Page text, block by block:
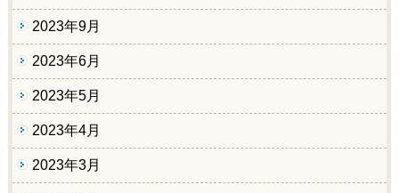
2023年9月
2023年6月
2023年5月
2023年4月
2023年3月